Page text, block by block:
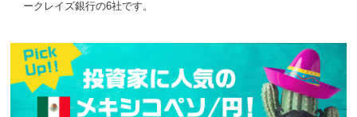
ークレイズ銀行の6社です。